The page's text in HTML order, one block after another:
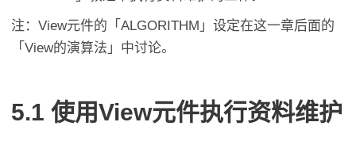
注：View元件的「ALGORITHM」设定在这一章后面的
「View的演算法」中讨论。
5.1 使用View元件执行资料维护